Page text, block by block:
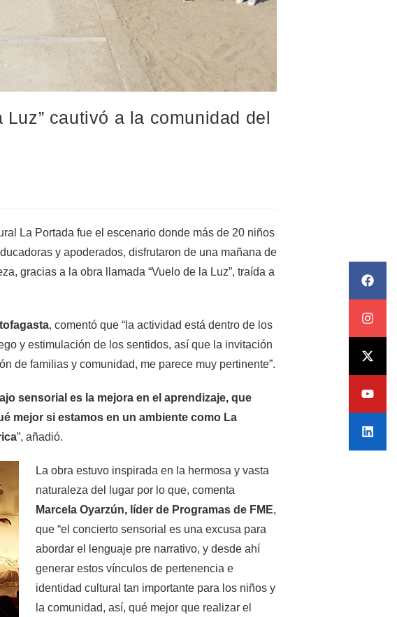
cautivó a la comunidad del
La Portada fue el escenario donde más de 20 niños
y apoderados, disfrutaron de una mañana de
gracias a la obra llamada “Vuelo de la Luz”, traída a
, comentó que “la actividad está dentro de los
y estimulación de los sentidos, así que la invitación
de familias y comunidad, me parece muy pertinente”.
sensorial es la mejora en el aprendizaje, que
mejor si estamos en un ambiente como La
”, añadió.
La obra estuvo inspirada en la hermosa y vasta
naturaleza del lugar por lo que, comenta
Marcela Oyarzún, líder de Programas de FME,
que “el concierto sensorial es una excusa para
abordar el lenguaje pre narrativo, y desde ahí
generar estos vínculos de pertenencia e
identidad cultural tan importante para los niños y
la comunidad, así, qué mejor que realizar el